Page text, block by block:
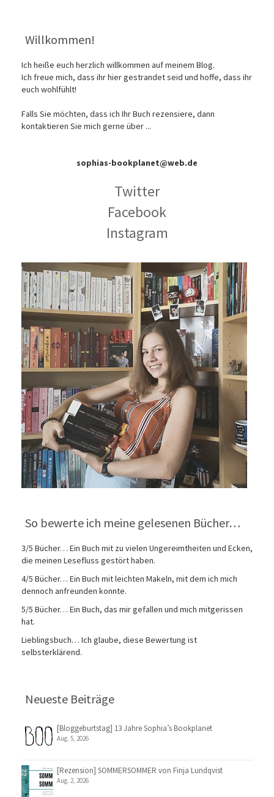
Willkommen!
Ich heiße euch herzlich willkommen auf meinem Blog.
Ich freue mich, dass ihr hier gestrandet seid und hoffe, dass ihr
euch wohlfühlt!
Falls Sie möchten, dass ich Ihr Buch rezensiere, dann
kontaktieren Sie mich gerne über ...
sophias-bookplanet@web.de
Twitter
Facebook
Instagram
So bewerte ich meine gelesenen Bücher…
3/5 Bücher… Ein Buch mit zu vielen Ungereimtheiten und Ecken,
die meinen Lesefluss gestört haben.
4/5 Bücher… Ein Buch mit leichten Makeln, mit dem ich mich
dennoch anfreunden konnte.
5/5 Bücher… Ein Buch, das mir gefallen und mich mitgerissen
hat.
Lieblingsbuch… Ich glaube, diese Bewertung ist
selbsterklärend.
Neueste Beiträge
[Bloggeburtstag] 13 Jahre Sophia’s Bookplanet
Aug. 5, 2026
[Rezension] SOMMERSOMMER von Finja Lundqvist
Aug. 2, 2026